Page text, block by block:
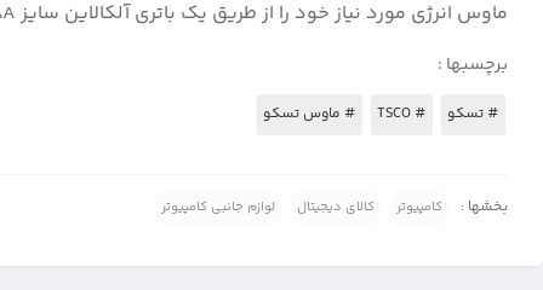
ماوس انرژی مورد نياز خود را از طريق يک باتری آلکالاين سايز AA تامين می‌کند.
برچسبها :
# تسکو # TSCO # ماوس تسکو
بخشها : کامپیوتر کالای دیجیتال لوازم جانبی کامپیوتر